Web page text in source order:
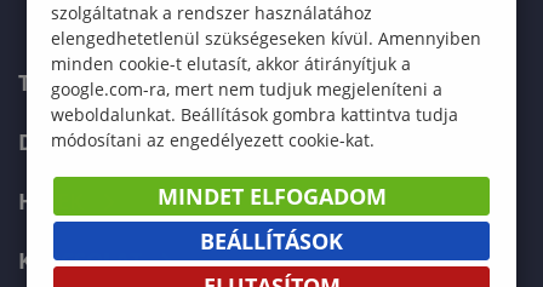
TELEFONKÖNYV
DOKUMENTUMOK
HÍREK
KAPCSOLAT
szolgáltatnak a rendszer használatához
elengedhetetlenül szükségeseken kívül. Amennyiben
minden cookie-t elutasít, akkor átirányítjuk a
google.com-ra, mert nem tudjuk megjeleníteni a
weboldalunkat. Beállítások gombra kattintva tudja
módosítani az engedélyezett cookie-kat.
MINDET ELFOGADOM
BEÁLLÍTÁSOK